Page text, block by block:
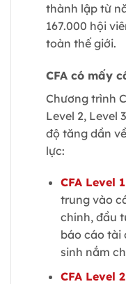
thành lập từ
167.000 hội
toàn thế giới.
CFA có mấy
Chương trình
Level 2, Level
độ tăng dần
lực:
CFA Level 1
trung vào
chính, đầu
báo cáo tài
sinh nắm
CFA Level 2